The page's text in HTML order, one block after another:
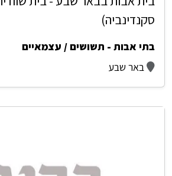
סקנדינביה)
בתי אבות - תשושים / עצמאיים
באר שבע